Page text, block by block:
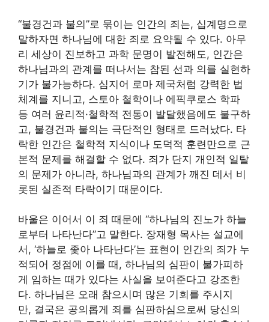
“불경건과 불의”로 묶이는 인간의 죄는, 십계명으로
말하자면 하나님에 대한 죄로 요약될 수 있다. 아무
리 세상이 진보하고 과학 문명이 발전해도, 인간은
하나님과의 관계를 떠나서는 참된 선과 의를 실현하
기가 불가능하다. 심지어 로마 제국처럼 강력한 법
체계를 지니고, 스토아 철학이나 에픽쿠로스 학파
등 여러 윤리적·철학적 전통이 발달했음에도 불구하
고, 불경건과 불의는 극단적인 형태로 드러났다. 타
락한 인간은 철학적 지식이나 도덕적 훈련만으로 근
본적 문제를 해결할 수 없다. 죄가 단지 개인적 일탈
의 문제가 아니라, 하나님과의 관계가 깨진 데서 비
롯된 실존적 타락이기 때문이다.
바울은 이어서 이 죄 때문에 “하나님의 진노가 하늘
로부터 나타난다”고 말한다. 장재형 목사는 설교에
서, ‘하늘로 좇아 나타난다’는 표현이 인간의 죄가 누
적되어 정점에 이를 때, 하나님의 심판이 불가피하
게 임하는 때가 있다는 사실을 보여준다고 강조한
다. 하나님은 오래 참으시며 많은 기회를 주시지
만, 결국은 공의롭게 죄를 심판하심으로써 당신의